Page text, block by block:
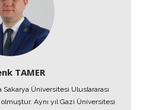
TAMER
Sakarya Üniversitesi Uluslararası
Aynı yıl Gazi Üniversitesi